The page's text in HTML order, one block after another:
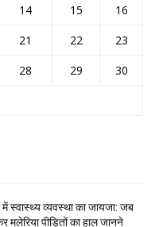
14 15
16
21 22
23
28 29
30
में स्वास्थ्य व्यवस्था का जायजा: जब
मलेरिया पीड़ितों का हाल जानने